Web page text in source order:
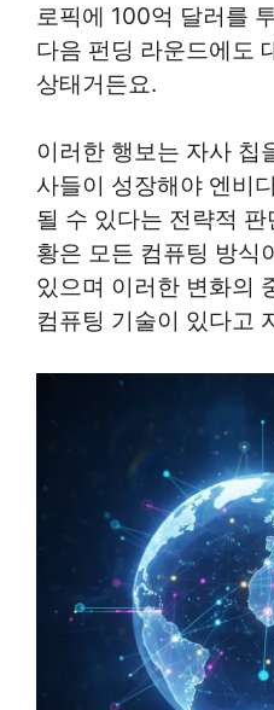
로픽에 100억 달러를
다음 펀딩 라운드에도
상태거든요.
이러한 행보는 자사 칩
사들이 성장해야 엔비
될 수 있다는 전략적
황은 모든 컴퓨팅 방식
있으며 이러한 변화의
컴퓨팅 기술이 있다고